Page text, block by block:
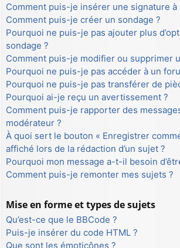
Comment puis-je insérer une signature à
Comment puis-je créer un sondage ?
Pourquoi ne puis-je pas ajouter plus
sondage ?
Comment puis-je modifier ou supprimer
Pourquoi ne puis-je pas accéder à un
Pourquoi ne puis-je pas transférer de
Pourquoi ai-je reçu un avertissement ?
Comment puis-je rapporter des
modérateur ?
À quoi sert le bouton « Enregistrer
affiché lors de la rédaction d’un sujet ?
Pourquoi mon message a-t-il besoin
Comment puis-je remonter mes sujets ?
Mise en forme et types de sujets
Qu’est-ce que le BBCode ?
Puis-je insérer du code HTML ?
Que sont les émoticônes ?